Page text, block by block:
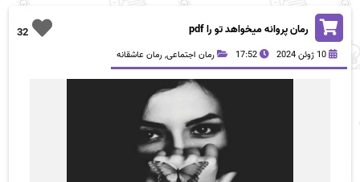
32 رمان پروانه میخواهد تو را pdf
10 ژوئن 2024 17:52 رمان اجتماعی,رمان عاشقانه